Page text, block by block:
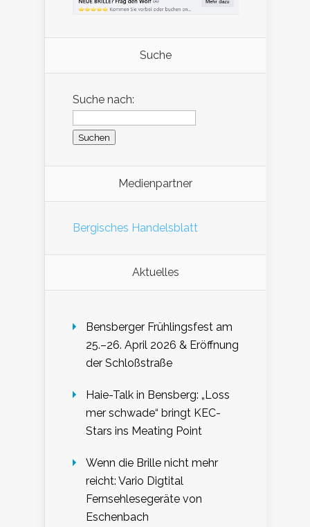
Suche
Suche nach:
Medienpartner
Bergisches Handelsblatt
Aktuelles
Bensberger Frühlingsfest am
25.–26. April 2026 & Eröffnung
der Schloßstraße
Haie-Talk in Bensberg: „Loss
mer schwade“ bringt KEC-
Stars ins Meating Point
Wenn die Brille nicht mehr
reicht: Vario Digtital
Fernsehlesegeräte von
Eschenbach